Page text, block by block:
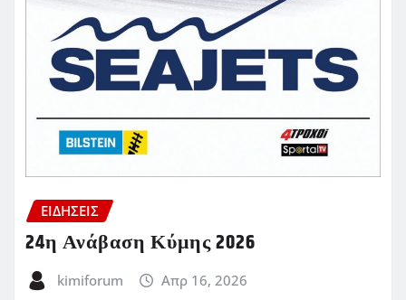
ΕΙΔΗΣΕΙΣ
24η Ανάβαση Κύμης 2026
kimiforum Απρ 16, 2026